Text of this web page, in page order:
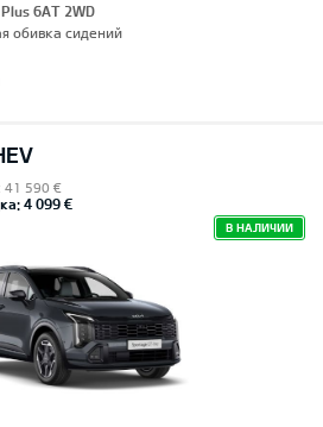
6AT 2WD
обивка сидений
41 590 €
4 099 €
В НАЛИЧИИ